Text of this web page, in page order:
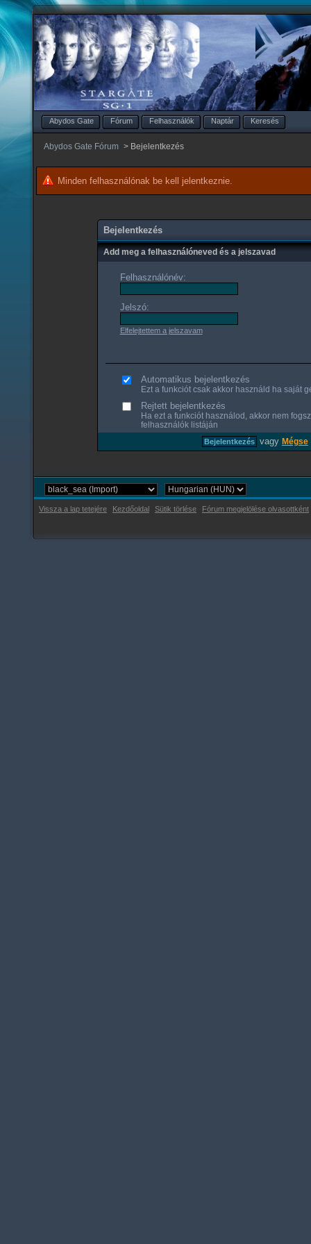
Abydos Gate Fórum Felhasználók Naptár Keresés
Abydos Gate Fórum > Bejelentkezés
Minden felhasználónak be kell jelentkeznie.
Bejelentkezés
Add meg a felhasználóneved és a jelszavad
Felhasználónév:
Jelszó:
Elfelejtettem a jelszavam
Automatikus bejelentkezés
Ezt a funkciót csak akkor használd ha saját
Rejtett bejelentkezés
Ha ezt a funkciót használod, akkor nem
felhasználók listáján
vagy Mégse
Vissza a lap tetejére Kezdőoldal Sütik törlése Fórum megjelölése olvasottként